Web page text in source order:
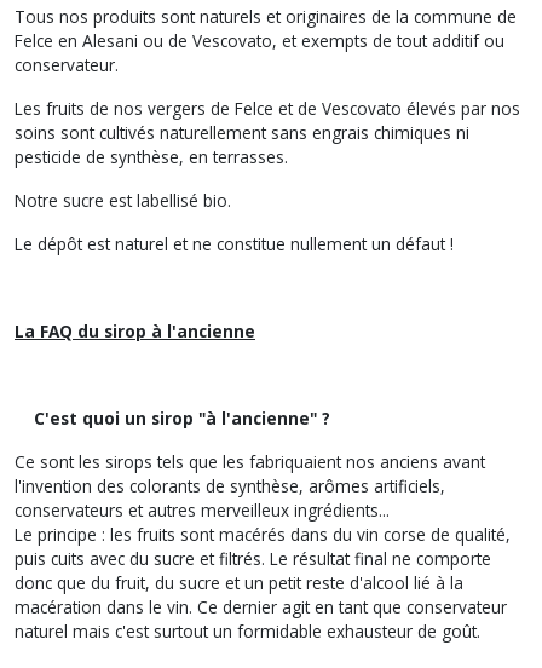
Tous nos produits sont naturels et originaires de la commune de
Felce en Alesani ou de Vescovato, et exempts de tout additif ou
conservateur.
Les fruits de nos vergers de Felce et de Vescovato élevés par nos
soins sont cultivés naturellement sans engrais chimiques ni
pesticide de synthèse, en terrasses.
Notre sucre est labellisé bio.
Le dépôt est naturel et ne constitue nullement un défaut !
La FAQ du sirop à l'ancienne
C'est quoi un sirop "à l'ancienne" ?
Ce sont les sirops tels que les fabriquaient nos anciens avant
l'invention des colorants de synthèse, arômes artificiels,
conservateurs et autres merveilleux ingrédients...
Le principe : les fruits sont macérés dans du vin corse de qualité,
puis cuits avec du sucre et filtrés. Le résultat final ne comporte
donc que du fruit, du sucre et un petit reste d'alcool lié à la
macération dans le vin. Ce dernier agit en tant que conservateur
naturel mais c'est surtout un formidable exhausteur de goût.